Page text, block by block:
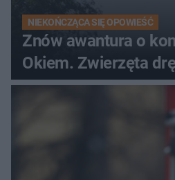
NIEKOŃCZĄCA SIĘ OPOWIEŚĆ
Znów awantura o
Okiem. Zwierzęta